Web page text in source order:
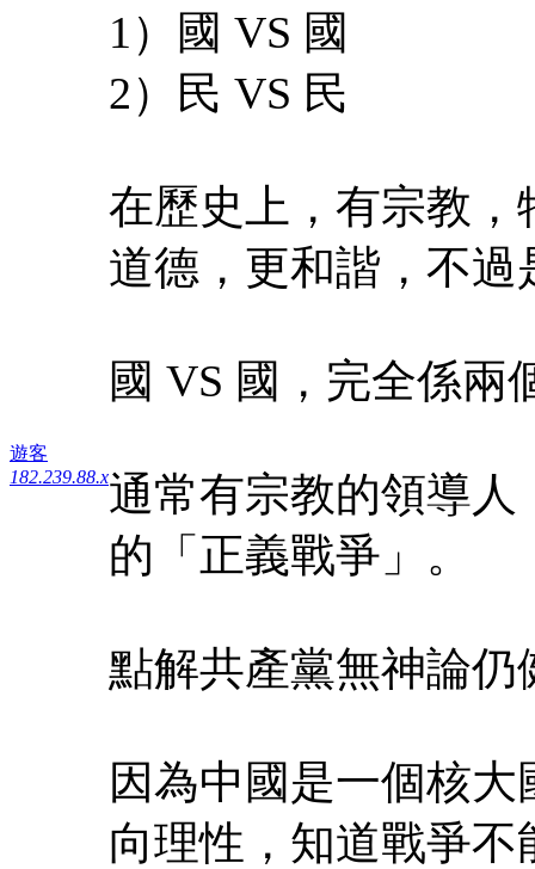
遊客
182.239.88.x
1）國 VS 國
2）民 VS 民
在歷史上，有宗教
道德，更和諧，不過
國 VS 國，完全係兩
通常有宗教的領導
的「正義戰爭」。
點解共產黨無神論仍
因為中國是一個核
向理性，知道戰爭